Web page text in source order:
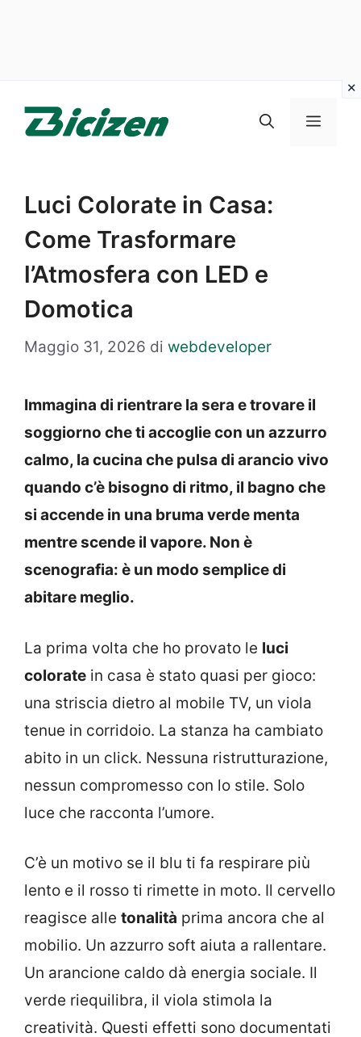
Menu
Luci Colorate in Casa:
Come Trasformare
l’Atmosfera con LED e
Domotica
Maggio 31, 2026 di webdeveloper
Immagina di rientrare la sera e trovare il
soggiorno che ti accoglie con un azzurro
calmo, la cucina che pulsa di arancio vivo
quando c’è bisogno di ritmo, il bagno che
si accende in una bruma verde menta
mentre scende il vapore. Non è
scenografia: è un modo semplice di
abitare meglio.
La prima volta che ho provato le luci
colorate in casa è stato quasi per gioco:
una striscia dietro al mobile TV, un viola
tenue in corridoio. La stanza ha cambiato
abito in un click. Nessuna ristrutturazione,
nessun compromesso con lo stile. Solo
luce che racconta l’umore.
C’è un motivo se il blu ti fa respirare più
lento e il rosso ti rimette in moto. Il cervello
reagisce alle tonalità prima ancora che al
mobilio. Un azzurro soft aiuta a rallentare.
Un arancione caldo dà energia sociale. Il
verde riequilibra, il viola stimola la
creatività. Questi effetti sono documentati